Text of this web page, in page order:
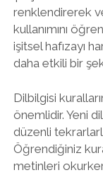
renklendirerek
kullanımını
işitsel hafızayı
daha etkili bir
Dilbilgisi
önemlidir. Yeni
düzenli
Öğrendiğiniz
metinleri